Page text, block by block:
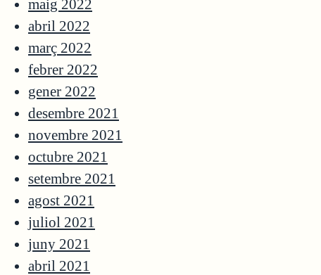
maig 2022
abril 2022
març 2022
febrer 2022
gener 2022
desembre 2021
novembre 2021
octubre 2021
setembre 2021
agost 2021
juliol 2021
juny 2021
abril 2021